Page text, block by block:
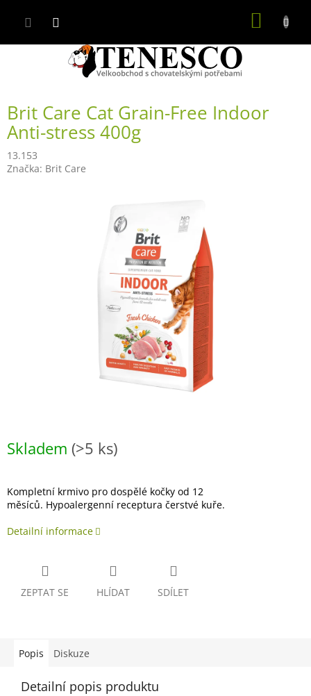
Brit Care Cat Grain-Free Indoor
Anti-stress 400g
13.153
Značka: Brit Care
Skladem (>5 ks)
Kompletní krmivo pro dospělé kočky od 12
měsíců. Hypoalergenní receptura čerstvé kuře.
Detailní informace
ZEPTAT SE HLÍDAT SDÍLET
Popis Diskuze
Detailní popis produktu